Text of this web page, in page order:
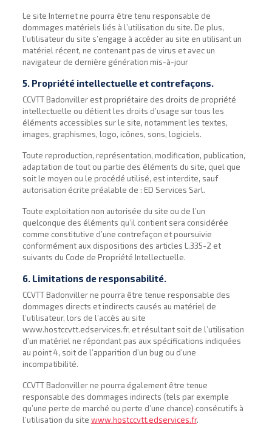
Le site Internet ne pourra être tenu responsable de
dommages matériels liés à l’utilisation du site. De plus,
l’utilisateur du site s’engage à accéder au site en utilisant un
matériel récent, ne contenant pas de virus et avec un
navigateur de dernière génération mis-à-jour
5. Propriété intellectuelle et contrefaçons.
CCVTT Badonviller est propriétaire des droits de propriété
intellectuelle ou détient les droits d’usage sur tous les
éléments accessibles sur le site, notamment les textes,
images, graphismes, logo, icônes, sons, logiciels.
Toute reproduction, représentation, modification, publication,
adaptation de tout ou partie des éléments du site, quel que
soit le moyen ou le procédé utilisé, est interdite, sauf
autorisation écrite préalable de : ED Services Sarl.
Toute exploitation non autorisée du site ou de l’un
quelconque des éléments qu’il contient sera considérée
comme constitutive d’une contrefaçon et poursuivie
conformément aux dispositions des articles L.335-2 et
suivants du Code de Propriété Intellectuelle.
6. Limitations de responsabilité.
CCVTT Badonviller ne pourra être tenue responsable des
dommages directs et indirects causés au matériel de
l’utilisateur, lors de l’accès au site
www.hostccvtt.edservices.fr, et résultant soit de l’utilisation
d’un matériel ne répondant pas aux spécifications indiquées
au point 4, soit de l’apparition d’un bug ou d’une
incompatibilité.
CCVTT Badonviller ne pourra également être tenue
responsable des dommages indirects (tels par exemple
qu’une perte de marché ou perte d’une chance) consécutifs à
l’utilisation du site www.hostccvtt.edservices.fr.